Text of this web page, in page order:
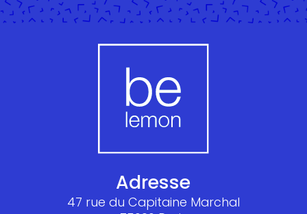
Adresse
47 rue du Capitaine Marchal